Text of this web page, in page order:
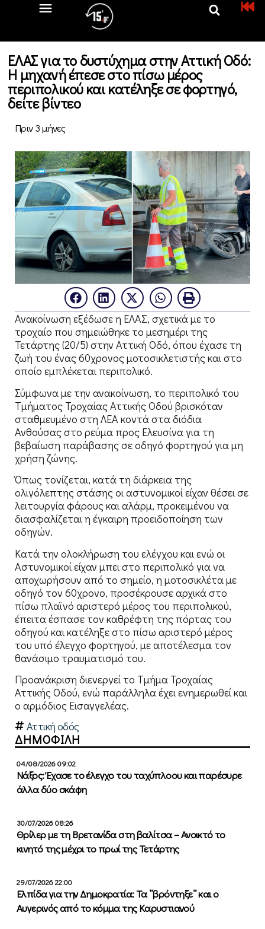
ΕΛΑΣ για το δυστύχημα στην Αττική Οδό:
Η μηχανή έπεσε στο πίσω μέρος
περιπολικού και κατέληξε σε φορτηγό,
δείτε βίντεο
Πριν 3 μήνες
Ανακοίνωση εξέδωσε η ΕΛΑΣ, σχετικά με το
τροχαίο που σημειώθηκε το μεσημέρι της
Τετάρτης (20/5) στην Αττική Οδό, όπου έχασε τη
ζωή του ένας 60χρονος μοτοσικλετιστής και στο
οποίο εμπλέκεται περιπολικό.
Σύμφωνα με την ανακοίνωση, το περιπολικό του
Τμήματος Τροχαίας Αττικής Οδού βρισκόταν
σταθμευμένο στη ΛΕΑ κοντά στα διόδια
Ανθούσας στο ρεύμα προς Ελευσίνα για τη
βεβαίωση παράβασης σε οδηγό φορτηγού για μη
χρήση ζώνης.
Όπως τονίζεται, κατά τη διάρκεια της
ολιγόλεπτης στάσης οι αστυνομικοί είχαν θέσει σε
λειτουργία φάρους και αλάρμ, προκειμένου να
διασφαλίζεται η έγκαιρη προειδοποίηση των
οδηγών.
Κατά την ολοκλήρωση του ελέγχου και ενώ οι
Αστυνομικοί είχαν μπει στο περιπολικό για να
αποχωρήσουν από το σημείο, η μοτοσικλέτα με
οδηγό τον 60χρονο, προσέκρουσε αρχικά στο
πίσω πλαϊνό αριστερό μέρος του περιπολικού,
έπειτα έσπασε τον καθρέφτη της πόρτας του
οδηγού και κατέληξε στο πίσω αριστερό μέρος
του υπό έλεγχο φορτηγού, με αποτέλεσμα τον
θανάσιμο τραυματισμό του.
Προανάκριση διενεργεί το Τμήμα Τροχαίας
Αττικής Οδού, ενώ παράλληλα έχει ενημερωθεί και
ο αρμόδιος Εισαγγελέας.
Αττική οδός
ΔΗΜΟΦΙΛΗ
04/08/2026 09:02
Νάξος: Έχασε το έλεγχο του ταχύπλοου και παρέσυρε
άλλα δύο σκάφη
30/07/2026 08:26
Θρίλερ με τη Βρετανίδα στη βαλίτσα – Ανοικτό το
κινητό της μέχρι το πρωί της Τετάρτης
29/07/2026 22:00
Ελπίδα για την Δημοκρατία: Τα ”βρόντηξε” και ο
Αυγερινός από το κόμμα της Καρυστιανού